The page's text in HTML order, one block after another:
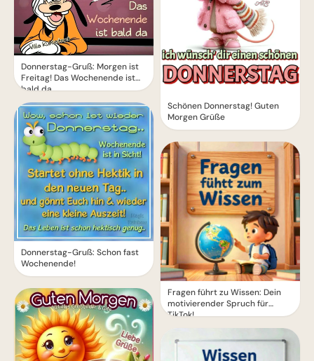
Donnerstag-Gruß: Morgen ist
Freitag! Das Wochenende ist
bald da
Donnerstag-Gruß: Schon fast
Wochenende!
Schönen Donnerstag! Guten
Morgen Grüße
Fragen führt zu Wissen: Dein
motivierender Spruch für
TikTok!